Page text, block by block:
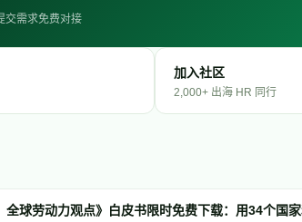
交需求免费对接
加入社区
2,000+ 出海 HR 同行